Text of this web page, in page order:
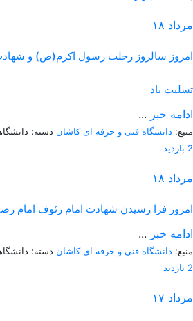
۱۸ مرداد
امروز سالروز رحلت رسول اکرم(ص) و
تسلیت باد
... ادامه خبر
منبع: دانشگاه فنی و حرفه ای کاشان دسته:
2 بازدید
۱۸ مرداد
امروز فرا رسیدن شهادت امام رئوف امام
... ادامه خبر
منبع: دانشگاه فنی و حرفه ای کاشان دسته:
2 بازدید
۱۷ مرداد